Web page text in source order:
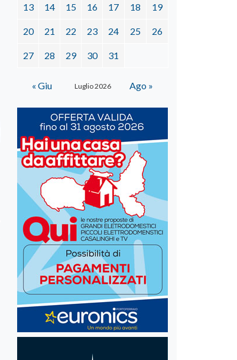
Luglio 2026
13 14 15 16 17 18 19
20 21 22 23 24 25 26
27 28 29 30 31
« Giu Ago »